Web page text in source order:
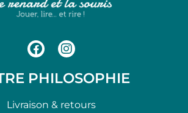
PHILOSOPHIE
Livraison & retours